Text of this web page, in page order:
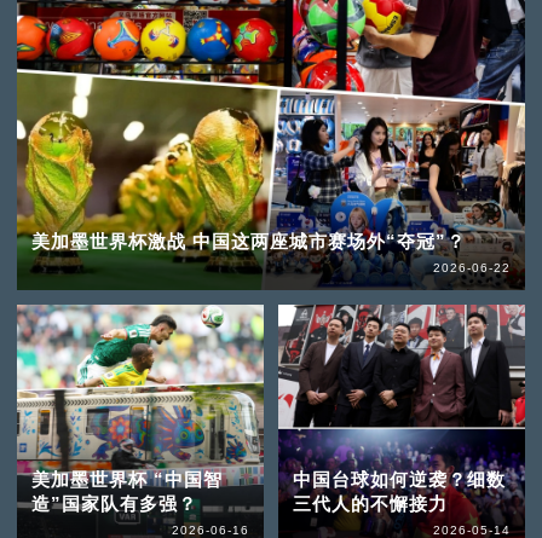
美加墨世界杯激战 中国这两座城市赛场外“夺冠”？
2026-06-22
美加墨世界杯 “中国智
造”国家队有多强？
2026-06-16
中国台球如何逆袭？细数
三代人的不懈接力
2026-05-14